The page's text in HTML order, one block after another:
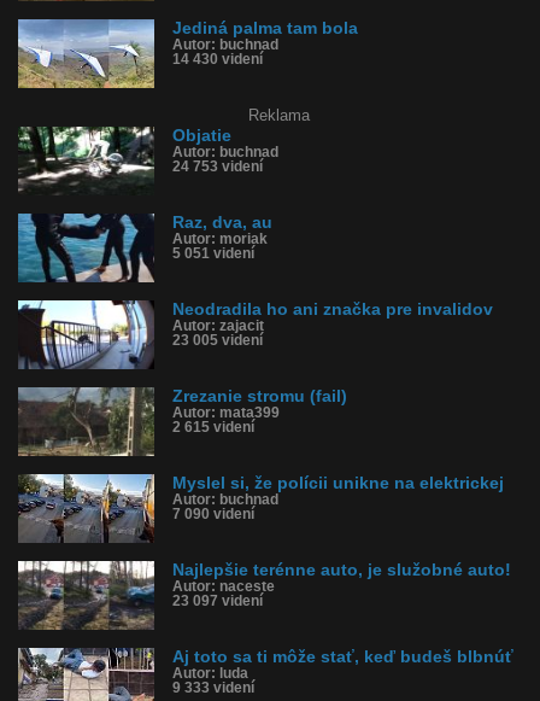
Jediná palma tam bola
Autor: buchnad
14 430 videní
Reklama
Objatie
Autor: buchnad
24 753 videní
Raz, dva, au
Autor: moriak
5 051 videní
Neodradila ho ani značka pre invalidov
Autor: zajacit
23 005 videní
Zrezanie stromu (fail)
Autor: mata399
2 615 videní
Myslel si, že polícii unikne na elektrickej
Autor: buchnad
7 090 videní
Najlepšie terénne auto, je služobné auto!
Autor: naceste
23 097 videní
Aj toto sa ti môže stať, keď budeš blbnúť
Autor: luda
9 333 videní